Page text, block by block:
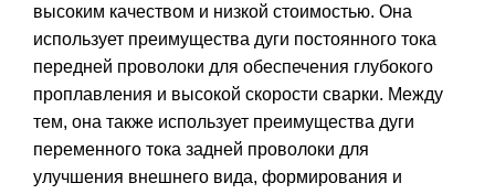
высоким качеством и низкой стоимостью. Она
использует преимущества дуги постоянного тока
передней проволоки для обеспечения глубокого
проплавления и высокой скорости сварки. Между
тем, она также использует преимущества дуги
переменного тока задней проволоки для
улучшения внешнего вида, формирования и